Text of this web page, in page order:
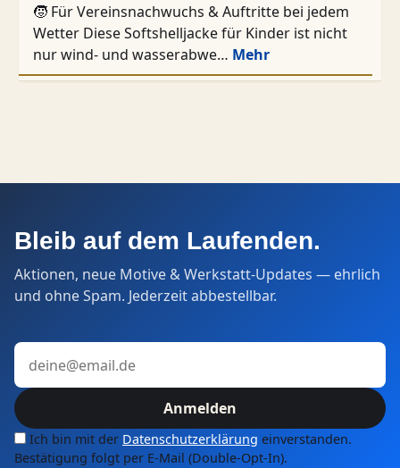
🧒 Für Vereinsnachwuchs & Auftritte bei jedem
Wetter Diese Softshelljacke für Kinder ist nicht
nur wind- und wasserabwe… Mehr
Bleib auf dem Laufenden.
Aktionen, neue Motive & Werkstatt-Updates — ehrlich
und ohne Spam. Jederzeit abbestellbar.
E-Mail-Adresse
Anmelden
Ich bin mit der Datenschutzerklärung einverstanden.
Bestätigung folgt per E-Mail (Double-Opt-In).